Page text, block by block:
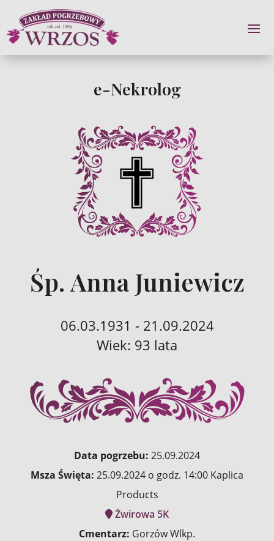
e-Nekrolog
Śp. Anna Juniewicz
06.03.1931 - 21.09.2024
Wiek: 93 lata
Data pogrzebu: 25.09.2024
Msza Święta: 25.09.2024 o godz. 14:00 Kaplica
Products
Żwirowa 5K
Cmentarz: Gorzów Wlkp.